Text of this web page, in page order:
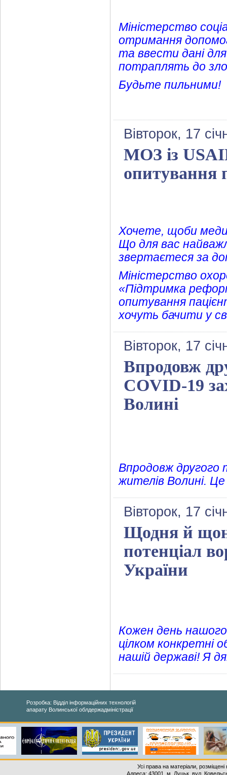
Міністерство
отримання
та ввести дані
потраплять до
Будьте пильними!
Вівторок, 17
МОЗ із
опитування
Хочете, щоби
Що для вас
звертаєтеся за
Міністерство
«Підтримка
опитування
хочуть бачити у
Вівторок, 17
Впродовж
COVID-19
Волині
Впродовж другого
жителів Волині.
Вівторок, 17
Щодня й
потенціал
України
Кожен день
цілком конкретні
нашій державі! Я
Розробка: Відділ інформаційних технологій
апарату Волинської облдержадміністрації
Усі права на матеріали,
Адреса: 43001, м. Луцьк, вул.